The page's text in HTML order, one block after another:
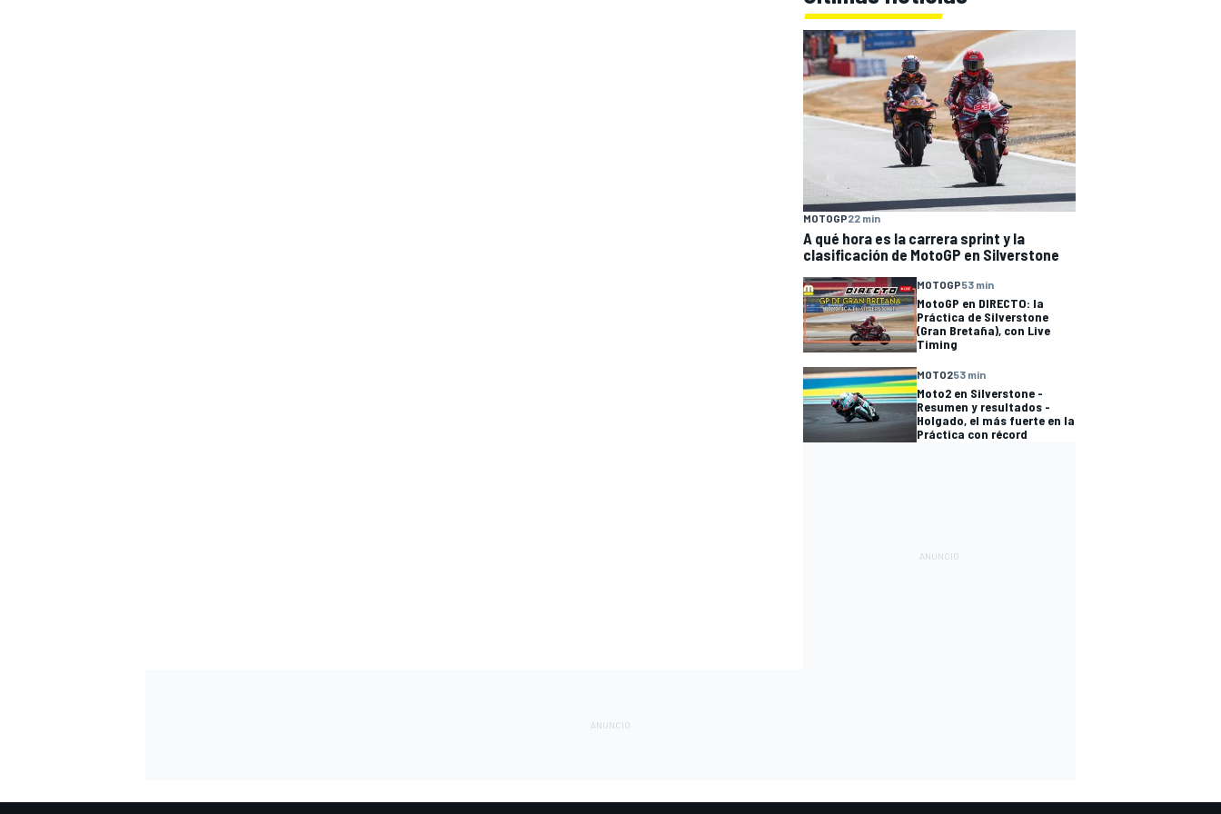
MOTOGP22 min
A qué hora es la carrera sprint y la
clasificación de MotoGP en Silverstone
MOTOGP53 min
MotoGP en DIRECTO: la
Práctica de Silverstone
(Gran Bretaña), con Live
Timing
MOTO253 min
Moto2 en Silverstone -
Resumen y resultados -
Holgado, el más fuerte en la
Práctica con récord